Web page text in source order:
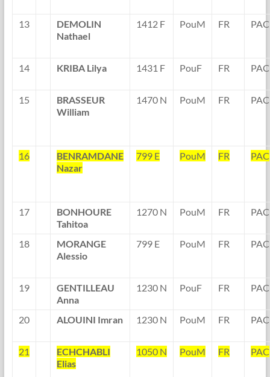
13
DEMOLIN
Nathael
1412 F PouM FR PAC
14 KRIBA Lilya 1431 F PouF FR PAC
15
BRASSEUR
William
1470 N PouM FR PAC
16
BENRAMDANE
Nazar
799 E PouM FR PAC
17
BONHOURE
Tahitoa
1270 N PouM FR PAC
18
MORANGE
Alessio
799 E PouM FR PAC
19
GENTILLEAU
Anna
1230 N PouF FR PAC
20 ALOUINI Imran 1230 N PouM FR PAC
21
ECHCHABLI
Elias
1050 N PouM FR PAC